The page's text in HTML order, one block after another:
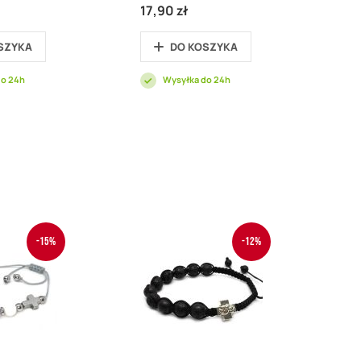
24h
17,90 zł
DO KOSZYKA
Wysyłka do 24h
-15% -12%